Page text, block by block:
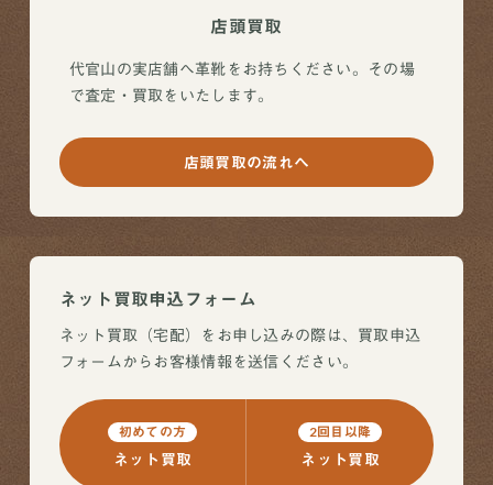
店頭買取
代官山の実店舗へ革靴をお持ちください。その場
で査定・買取をいたします。
店頭買取の流れへ
ネット買取申込フォーム
ネット買取（宅配）をお申し込みの際は、買取申込
フォームからお客様情報を送信ください。
初めての方
ネット買取
2回目以降
ネット買取